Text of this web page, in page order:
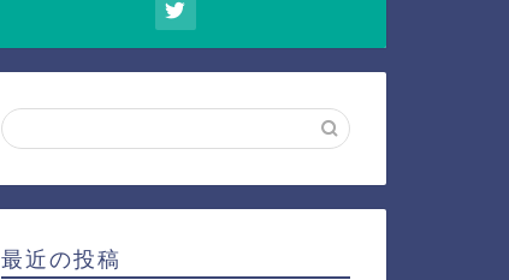
最近の投稿